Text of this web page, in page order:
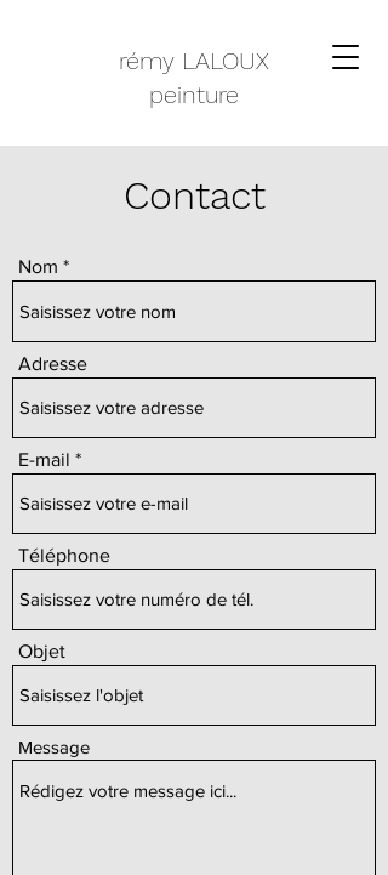
rémy LALOUX
peinture
Contact
Nom
Adresse
E-mail
Téléphone
Objet
Message